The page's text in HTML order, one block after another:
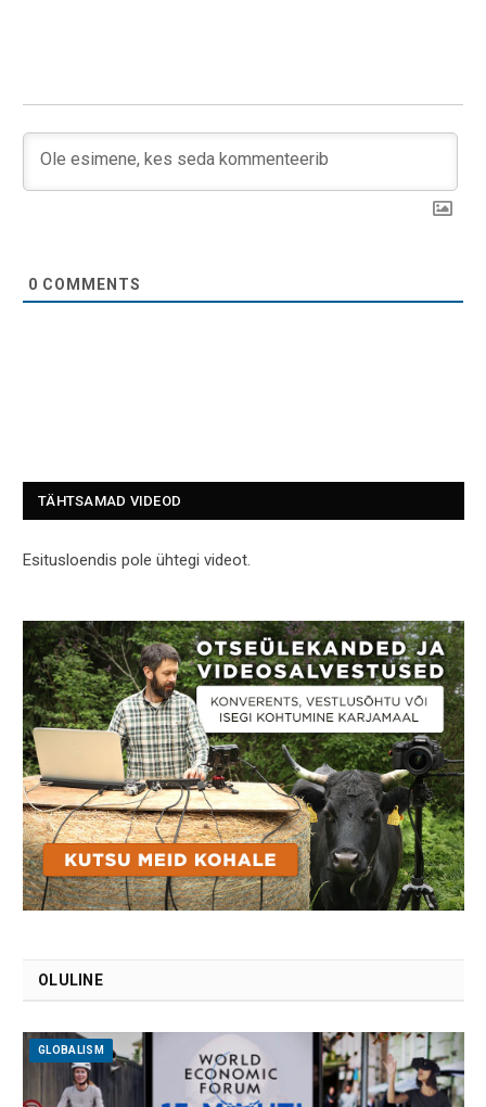
0 COMMENTS
TÄHTSAMAD VIDEOD
Esitusloendis pole ühtegi videot.
OLULINE
GLOBALISM